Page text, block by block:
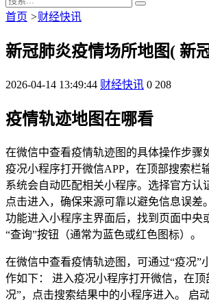
首页 >财经快讯
新冠肺炎疫情场所地图( 新
2026-04-14 13:49:44 财经快讯 0 208
疫情轨迹地图在哪看
在微信中查看疫情轨迹图的具体操作步骤
疫况小程序打开微信APP，在顶部搜索栏
系统会自动匹配相关小程序。选择官方认
点击进入，确保来源可靠以避免信息误差
功能进入小程序主界面后，找到页面中央
“查询”按钮（通常为蓝色或红色图标）。
在微信中查看疫情轨迹图，可通过“疫况”
作如下： 进入疫况小程序打开微信，在顶
况”，点击搜索结果中的小程序进入。 启